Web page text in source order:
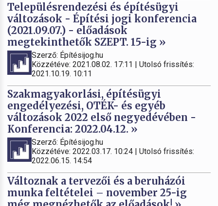
Településrendezési és építésügyi
változások - Építési jogi konferencia
(2021.09.07.) - előadások
megtekinthetők SZEPT. 15-ig »
Szerző: Építésijog.hu
Közzétéve: 2021.08.02. 17:11 | Utolsó frissítés:
2021.10.19. 10:11
Szakmagyakorlási, építésügyi
engedélyezési, OTÉK- és egyéb
változások 2022 első negyedévében -
Konferencia: 2022.04.12. »
Szerző: Építésijog.hu
Közzétéve: 2022.03.17. 10:24 | Utolsó frissítés:
2022.06.15. 14:54
Változnak a tervezői és a beruházói
munka feltételei – november 25-ig